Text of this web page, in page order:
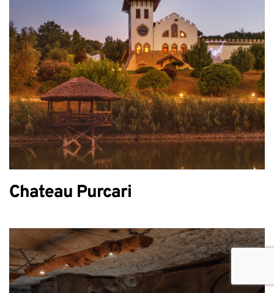
Chateau Purcari